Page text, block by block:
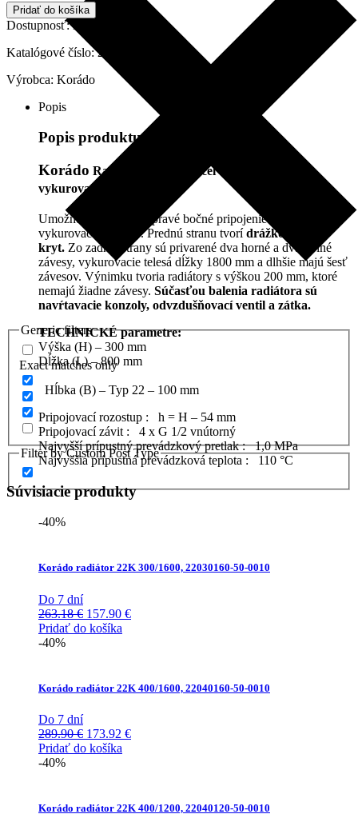
Generic filters
Exact matches only
Filter by Custom Post Type
300/800,
22030080-
0010
Pridať do košíka
Dostupnosť:Do 7 dní
Katalógové číslo:22030080-50-0010
Výrobca: Korádo
Popis
Popis produktu
Korádo Radik KLASIK
oceľové doskové
vykurovacie teleso.
Umožňujú ľavé alebo pravé bočné pripojenie na rozvod
vykurovacej sústavy. Prednú stranu tvorí drážkovaný
kryt. Zo zadnej strany sú privarené dva horné a dva dolné
závesy, vykurovacie telesá dĺžky 1800 mm a dlhšie majú šesť
závesov. Výnimku tvoria radiátory s výškou 200 mm, ktoré
nemajú žiadne závesy. Súčasťou balenia radiátora sú
navŕtavacie konzoly, odvzdušňovací ventil a zátka.
TECHNICKÉ parametre:
Výška (H) – 300 mm
Dĺžka (L) – 800 mm
Hĺbka (B) – Typ 22 – 100 mm
Pripojovací rozostup : h = H – 54 mm
Pripojovací závit : 4 x G 1/2 vnútorný
Najvyšší prípustný prevádzkový pretlak : 1,0 MPa
Najvyššia prípustná prevádzková teplota : 110 °C
Súvisiacie produkty
-40%
Korádo radiátor 22K 300/1600, 22030160-50-0010
Do 7 dní
263.18€ Pôvodná
cena
157.90 €Aktuálna
Pridať do košíka
-40%
Korádo radiátor 22K 400/1600, 22040160-50-0010
Do 7 dní
289.90€ Pôvodná
cena
173.92 €Aktuálna
Pridať do košíka
-40%
Korádo radiátor 22K 400/1200, 22040120-50-0010